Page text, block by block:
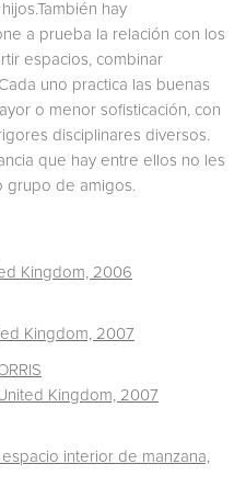
hay
a prueba la relación con los
espacios, combinar
uno practica las buenas
o menor sofisticación, con
disciplinares diversos.
que hay entre ellos no les
grupo de amigos.
Kingdom, 2006
Kingdom, 2007
Kingdom, 2007
interior de manzana,